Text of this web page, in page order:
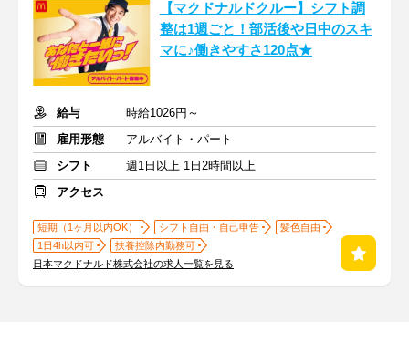
【マクドナルドクルー】シフト調
整は1週ごと！部活後や日中のスキ
マに♪働きやすさ120点★
給与
時給1026円～
雇用形態
アルバイト・パート
シフト
週1日以上 1日2時間以上
アクセス
短期（1ヶ月以内OK） シフト自由・自己申告
髪色自由
1日4h以内可
扶養控除内勤務可
日本マクドナルド株式会社の求人一覧を見る